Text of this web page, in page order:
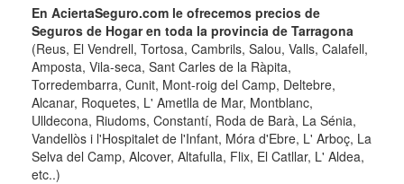
En AciertaSeguro.com le ofrecemos precios de
Seguros de Hogar en toda la provincia de Tarragona
(Reus, El Vendrell, Tortosa, Cambrils, Salou, Valls, Calafell,
Amposta, Vila-seca, Sant Carles de la Ràpita,
Torredembarra, Cunit, Mont-roig del Camp, Deltebre,
Alcanar, Roquetes, L' Ametlla de Mar, Montblanc,
Ulldecona, Riudoms, Constantí, Roda de Barà, La Sénia,
Vandellòs i l'Hospitalet de l'Infant, Móra d'Ebre, L' Arboç, La
Selva del Camp, Alcover, Altafulla, Flix, El Catllar, L' Aldea,
etc..)